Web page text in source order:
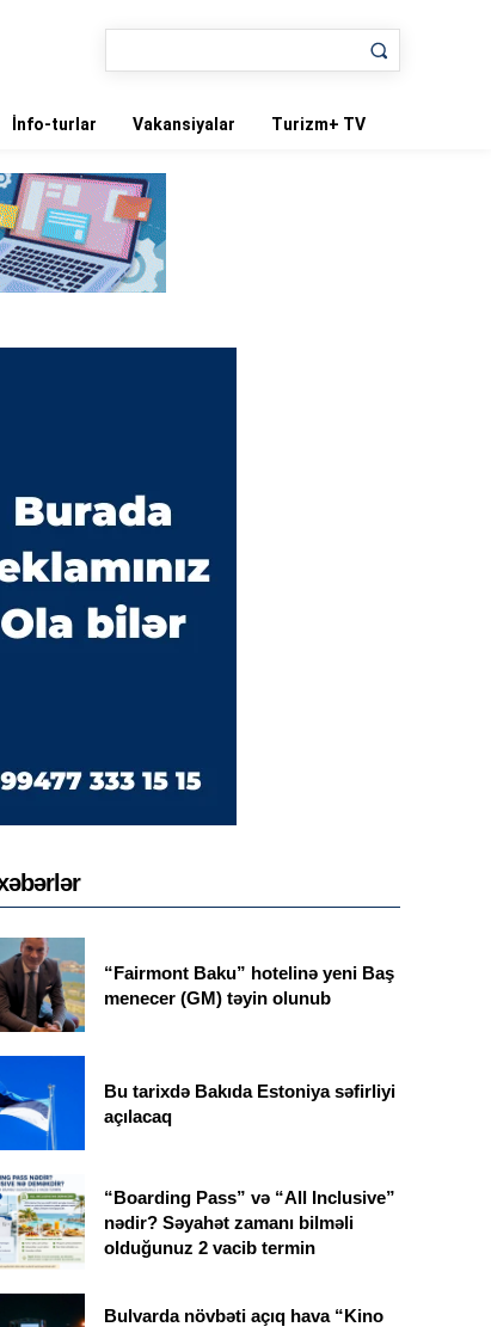
İnfo-turlar Vakansiyalar Turizm+ TV
“Fairmont Baku” hotelinə yeni Baş
menecer (GM) təyin olunub
Bu tarixdə Bakıda Estoniya səfirliyi
açılacaq
“Boarding Pass” və “All Inclusive”
nədir? Səyahət zamanı bilməli
olduğunuz 2 vacib termin
Bulvarda növbəti açıq hava “Kino